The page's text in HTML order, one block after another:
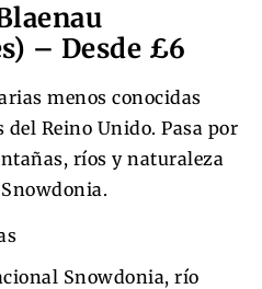
– Desde £6
menos conocidas
Reino Unido. Pasa por
ríos y naturaleza
Snowdonia, río